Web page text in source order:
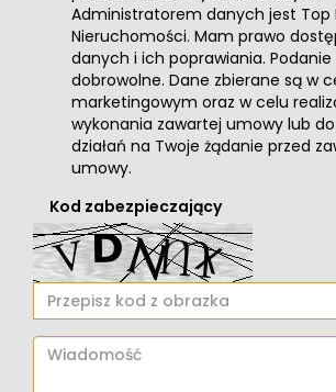
Administratorem danych jest Top
Nieruchomości. Mam prawo
danych i ich poprawiania.
dobrowolne. Dane zbierane są w
marketingowym oraz w celu
wykonania zawartej umowy lub
działań na Twoje żądanie przed
umowy.
Kod zabezpieczający